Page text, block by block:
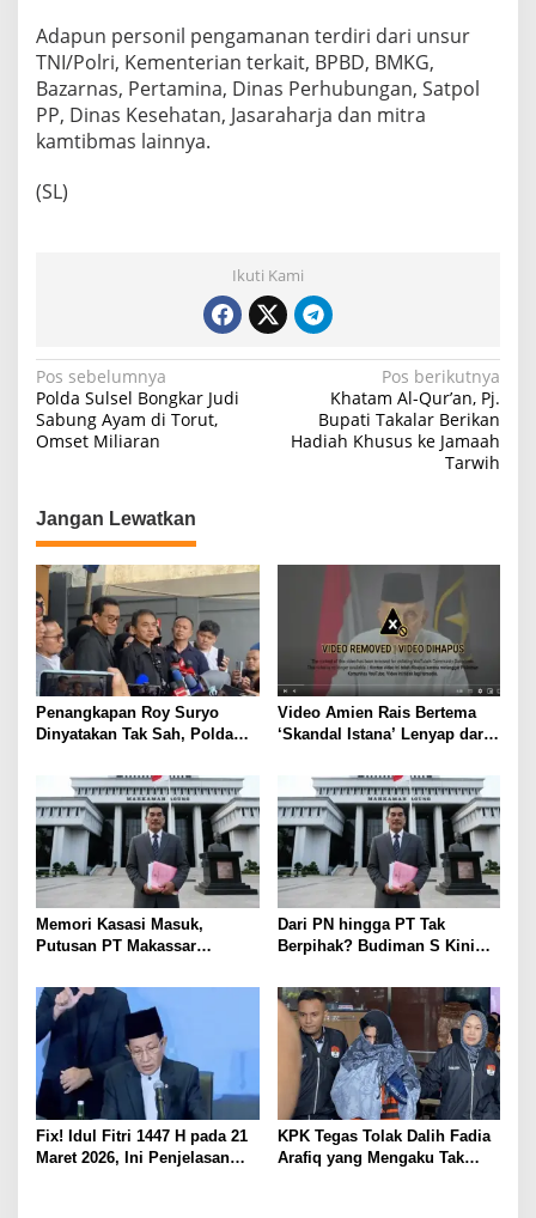
Adapun personil pengamanan terdiri dari unsur
TNI/Polri, Kementerian terkait, BPBD, BMKG,
Bazarnas, Pertamina, Dinas Perhubungan, Satpol
PP, Dinas Kesehatan, Jasaraharja dan mitra
kamtibmas lainnya.
(SL)
Ikuti Kami
N
a
v
g
a
s
i
p
o
s
Pos sebelumnya
Polda Sulsel Bongkar Judi
Sabung Ayam di Torut,
Omset Miliaran
Pos berikutnya
Khatam Al-Qur’an, Pj.
Bupati Takalar Berikan
Hadiah Khusus ke Jamaah
Tarwih
Jangan Lewatkan
Penangkapan Roy Suryo
Dinyatakan Tak Sah, Polda
Praperadilan
Video Amien Rais Bertema
‘Skandal Istana’ Lenyap dari
Komdigi
Memori Kasasi Masuk,
Putusan PT Makassar
Diabaikan
Dari PN hingga PT Tak
Berpihak? Budiman S Kini
Fix! Idul Fitri 1447 H pada 21
Maret 2026, Ini Penjelasan
KPK Tegas Tolak Dalih Fadia
Arafiq yang Mengaku Tak